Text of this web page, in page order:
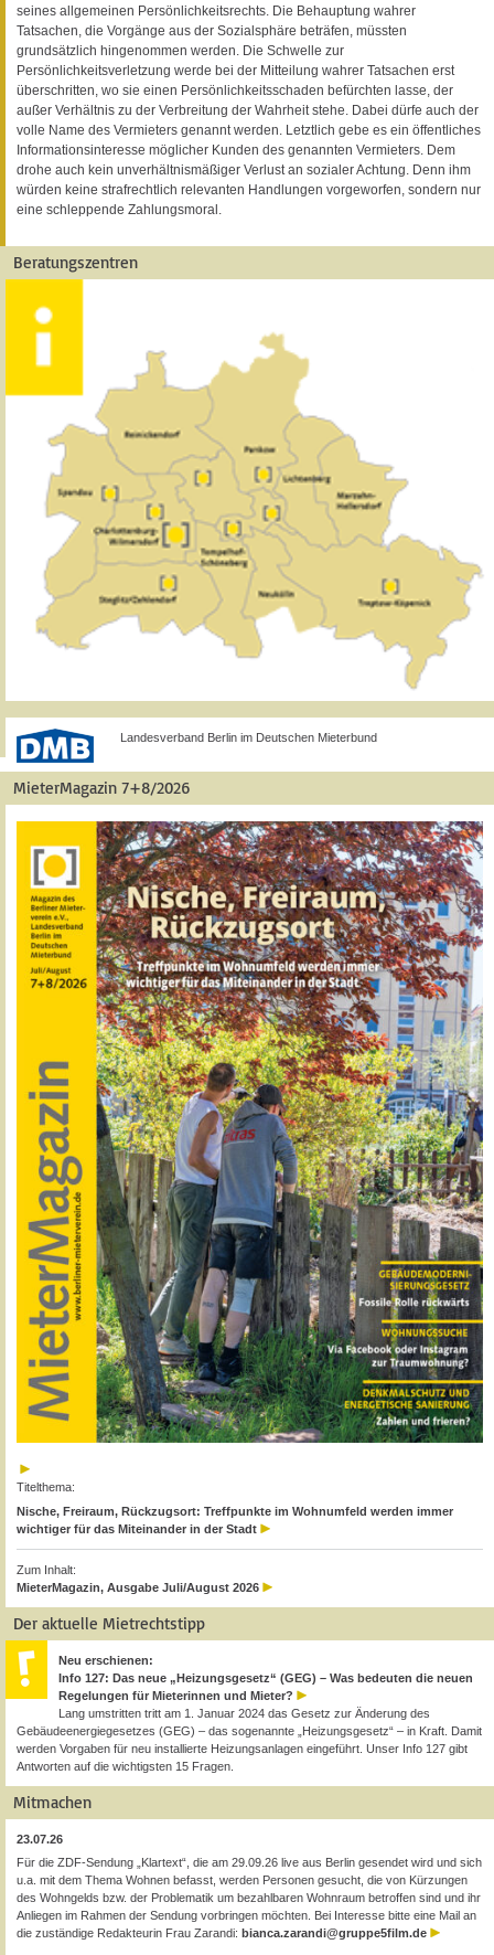
seines allgemeinen Persönlichkeitsrechts. Die Behauptung wahrer
Tatsachen, die Vorgänge aus der Sozialsphäre beträfen, müssten
grundsätzlich hingenommen werden. Die Schwelle zur
Persönlichkeitsverletzung werde bei der Mitteilung wahrer Tatsachen erst
überschritten, wo sie einen Persönlichkeitsschaden befürchten lasse, der
außer Verhältnis zu der Verbreitung der Wahrheit stehe. Dabei dürfe auch der
volle Name des Vermieters genannt werden. Letztlich gebe es ein öffentliches
Informationsinteresse möglicher Kunden des genannten Vermieters. Dem
drohe auch kein unverhältnismäßiger Verlust an sozialer Achtung. Denn ihm
würden keine strafrechtlich relevanten Handlungen vorgeworfen, sondern nur
eine schleppende Zahlungsmoral.
Beratungszentren
Landesverband Berlin im Deutschen Mieterbund
MieterMagazin 7+8/2026
Titelthema:
Nische, Freiraum, Rückzugsort: Treffpunkte im Wohnumfeld werden immer
wichtiger für das Miteinander in der Stadt
Zum Inhalt:
MieterMagazin, Ausgabe Juli/August 2026
Der aktuelle Mietrechtstipp
Neu erschienen:
Info 127: Das neue „Heizungsgesetz“ (GEG) – Was bedeuten die neuen
Regelungen für Mieterinnen und Mieter?
Lang umstritten tritt am 1. Januar 2024 das Gesetz zur Änderung des
Gebäudeenergiegesetzes (GEG) – das sogenannte „Heizungsgesetz“ – in Kraft. Damit
werden Vorgaben für neu installierte Heizungsanlagen eingeführt. Unser Info 127 gibt
Antworten auf die wichtigsten 15 Fragen.
Mitmachen
23.07.26
Für die ZDF-Sendung „Klartext“, die am 29.09.26 live aus Berlin gesendet wird und sich
u.a. mit dem Thema Wohnen befasst, werden Personen gesucht, die von Kürzungen
des Wohngelds bzw. der Problematik um bezahlbaren Wohnraum betroffen sind und ihr
Anliegen im Rahmen der Sendung vorbringen möchten. Bei Interesse bitte eine Mail an
die zuständige Redakteurin Frau Zarandi: bianca.zarandi@gruppe5film.de